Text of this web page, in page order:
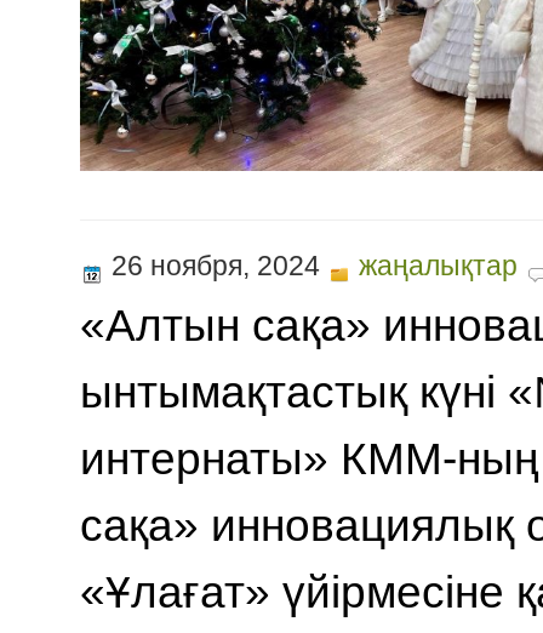
26 ноября, 2024 жаңалықтар
«Алтын сақа»
ынтымақтастық күні
интернаты» КММ-
сақа» инновациялық
«Ұлағат» үйірмесіне